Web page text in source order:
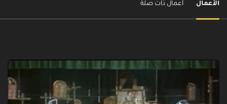
الأعمال أعمال ذات صلة